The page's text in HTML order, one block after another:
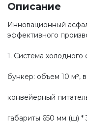
Описание
Инновационный
эффективного
1. Система холодного
бункер: объем 10 м³,
конвейерный
габариты 650 мм (ш) *